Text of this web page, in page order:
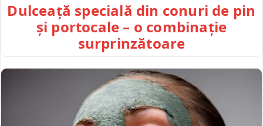
Dulceață specială din conuri de pin
și portocale – o combinație
surprinzătoare